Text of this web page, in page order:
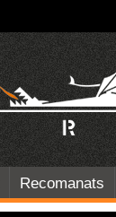
Recomanats